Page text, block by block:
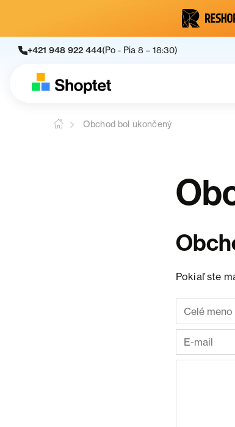
+421 948 922 444(Po - Pia 8 – 18:30)
Obchod bol ukončený
Pokiaľ ste